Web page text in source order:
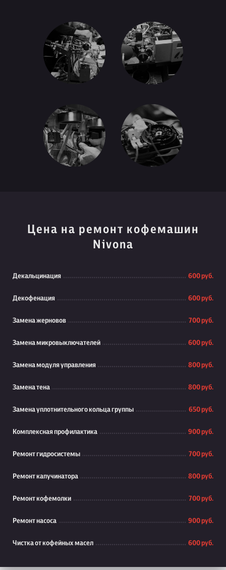
Цена на ремонт кофемашин
Nivona
Декальцинация 600 руб.
Декофенация 600 руб.
Замена жерновов 700 руб.
Замена микровыключателей 600 руб.
Замена модуля управления 800 руб.
Замена тена 800 руб.
Замена уплотнительного кольца группы 650 руб.
Комплексная профилактика 900 руб.
Ремонт гидросистемы 700 руб.
Ремонт капучинатора 800 руб.
Ремонт кофемолки 700 руб.
Ремонт насоса 900 руб.
Чистка от кофейных масел 600 руб.